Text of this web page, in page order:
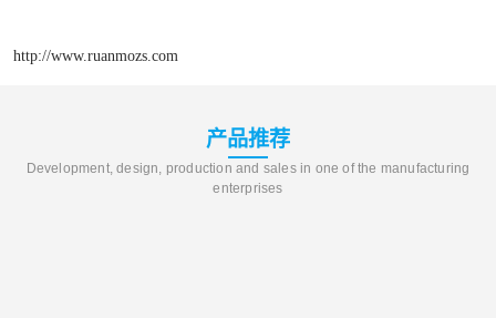
http://www.ruanmozs.com
产品推荐
Development, design, production and sales in one of the manufacturing
enterprises